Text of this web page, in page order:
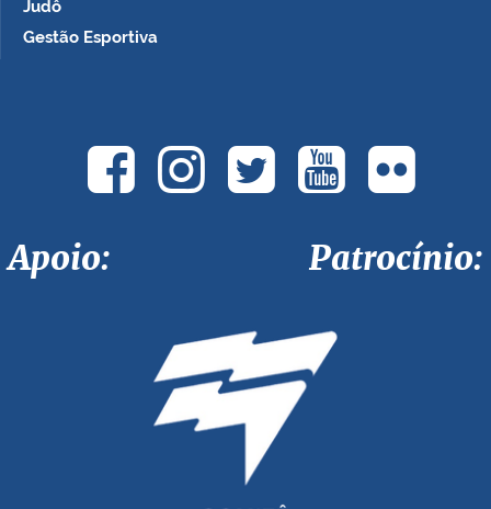
Judô
Gestão Esportiva
Apoio: Patrocínio: